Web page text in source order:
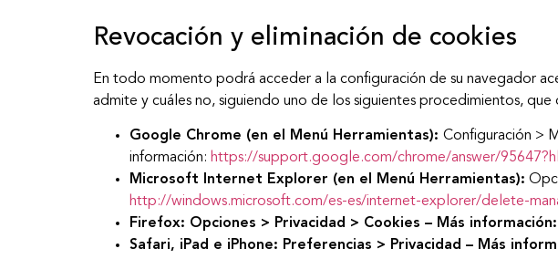
Revocación y eliminación de cookies
En todo momento podrá acceder a la configuración de su navegador
admite y cuáles no, siguiendo uno de los siguientes procedimientos,
Google Chrome (en el Menú Herramientas): Configuración >
información: https://support.google.com/chrome/answer/
Microsoft Internet Explorer (en el Menú Herramientas):
http://windows.microsoft.com/es-es/internet-explorer/delete-
Firefox: Opciones > Privacidad > Cookies – Más información:
Safari, iPad e iPhone: Preferencias > Privacidad – Más